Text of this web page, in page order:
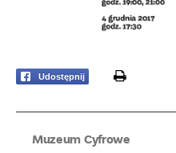
Udostępnij print
Muzeum Cyfrowe